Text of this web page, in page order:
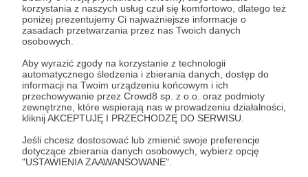
korzystania z naszych usług czuł się komfortowo, dlatego też
poniżej prezentujemy Ci najważniejsze informacje o
zasadach przetwarzania przez nas Twoich danych
osobowych.
Aby wyrazić zgody na korzystanie z technologii
automatycznego śledzenia i zbierania danych, dostęp do
informacji na Twoim urządzeniu końcowym i ich
przechowywanie przez Crowd8 sp. z o.o. oraz podmioty
zewnętrzne, które wspierają nas w prowadzeniu działalności,
kliknij AKCEPTUJĘ I PRZECHODZĘ DO SERWISU.
Jeśli chcesz dostosować lub zmienić swoje preferencje
dotyczące zbierania danych osobowych, wybierz opcję
"USTAWIENIA ZAAWANSOWANE".
Aby zobaczyć ten materiał musisz być zalogowany
Zostań Patronem
Zaloguj się
Udostępnij